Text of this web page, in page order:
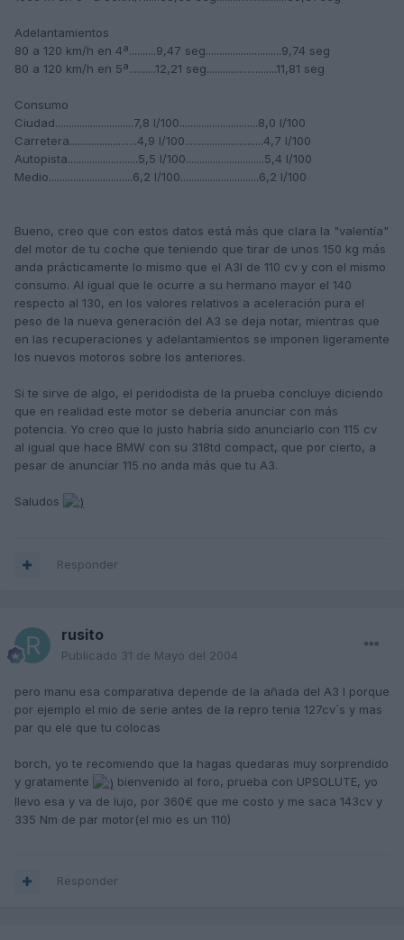
Adelantamientos
80 a 120 km/h en 4ª..........9,47 seg............................9,74 seg
80 a 120 km/h en 5ª..........12,21 seg..........................11,81 seg
Consumo
Ciudad.............................7,8 l/100.............................8,0 l/100
Carretera.........................4,9 l/100.............................4,7 l/100
Autopista..........................5,5 l/100.............................5,4 l/100
Medio...............................6,2 l/100.............................6,2 l/100
Bueno, creo que con estos datos está más que clara la "valentía"
del motor de tu coche que teniendo que tirar de unos 150 kg más
anda prácticamente lo mismo que el A3I de 110 cv y con el mismo
consumo. Al igual que le ocurre a su hermano mayor el 140
respecto al 130, en los valores relativos a aceleración pura el
peso de la nueva generación del A3 se deja notar, mientras que
en las recuperaciones y adelantamientos se imponen ligeramente
los nuevos motoros sobre los anteriores.
Si te sirve de algo, el peridodista de la prueba concluye diciendo
que en realidad este motor se debería anunciar con más
potencia. Yo creo que lo justo habría sido anunciarlo con 115 cv
al igual que hace BMW con su 318td compact, que por cierto, a
pesar de anunciar 115 no anda más que tu A3.
Saludos
Responder
rusito
Publicado 31 de Mayo del 2004
pero manu esa comparativa depende de la añada del A3 I porque
por ejemplo el mio de serie antes de la repro tenia 127cv´s y mas
par qu ele que tu colocas
borch, yo te recomiendo que la hagas quedaras muy sorprendido
y gratamente
bienvenido al foro, prueba con UPSOLUTE, yo
llevo esa y va de lujo, por 360€ que me costo y me saca 143cv y
335 Nm de par motor(el mio es un 110)
Responder